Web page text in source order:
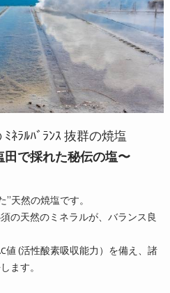
ﾈﾗﾙﾊﾞﾗﾝｽ 抜群の焼塩
で採れた秘伝の塩〜
天然の焼塩です。
の天然のミネラルが、バランス良
値 (活性酸素吸収能力）を備え、諸
ます。